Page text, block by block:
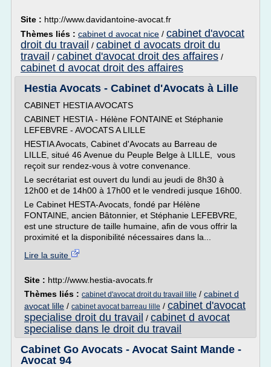
Site : http://www.davidantoine-avocat.fr
Thèmes liés : cabinet d avocat nice / cabinet d'avocat
droit du travail / cabinet d avocats droit du
travail / cabinet d'avocat droit des affaires /
cabinet d avocat droit des affaires
Hestia Avocats - Cabinet d'Avocats à Lille
CABINET HESTIA AVOCATS
CABINET HESTIA - Hélène FONTAINE et Stéphanie
LEFEBVRE - AVOCATS A LILLE
HESTIA Avocats, Cabinet d'Avocats au Barreau de
LILLE, situé 46 Avenue du Peuple Belge à LILLE, vous
reçoit sur rendez-vous à votre convenance.
Le secrétariat est ouvert du lundi au jeudi de 8h30 à
12h00 et de 14h00 à 17h00 et le vendredi jusque 16h00.
Le Cabinet HESTA-Avocats, fondé par Hélène
FONTAINE, ancien Bâtonnier, et Stéphanie LEFEBVRE,
est une structure de taille humaine, afin de vous offrir la
proximité et la disponibilité nécessaires dans la...
Lire la suite
Site : http://www.hestia-avocats.fr
Thèmes liés : cabinet d'avocat droit du travail lille / cabinet d
avocat lille / cabinet avocat barreau lille / cabinet d'avocat
specialise droit du travail / cabinet d avocat
specialise dans le droit du travail
Cabinet Go Avocats - Avocat Saint Mande -
Avocat 94